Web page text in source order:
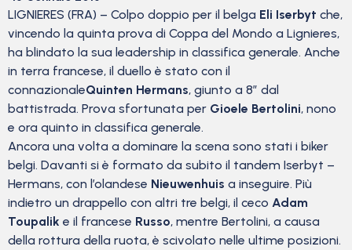
LIGNIERES (FRA) – Colpo doppio per il belga Eli Iserbyt che,
vincendo la quinta prova di Coppa del Mondo a Lignieres,
ha blindato la sua leadership in classifica generale. Anche
in terra francese, il duello è stato con il
connazionaleQuinten Hermans, giunto a 8” dal
battistrada. Prova sfortunata per Gioele Bertolini, nono
e ora quinto in classifica generale.
Ancora una volta a dominare la scena sono stati i biker
belgi. Davanti si è formato da subito il tandem Iserbyt –
Hermans, con l’olandese Nieuwenhuis a inseguire. Più
indietro un drappello con altri tre belgi, il ceco Adam
Toupalik e il francese Russo, mentre Bertolini, a causa
della rottura della ruota, è scivolato nelle ultime posizioni.